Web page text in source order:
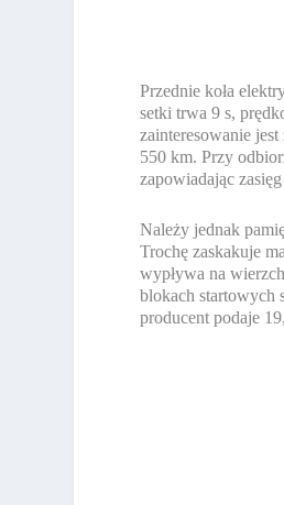
Przednie koła
setki trwa 9 s,
zainteresowanie
550 km. Przy
zapowiadając
Należy jednak
Trochę zaskakuje
wypływa na
blokach startowych
producent podaje